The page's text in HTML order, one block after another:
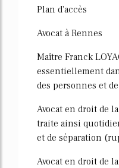
Plan d'accès
Avocat à Rennes
Maître Franck
essentiellement
des personnes et
Avocat en droit de
traite ainsi
et de séparation
Avocat en droit de